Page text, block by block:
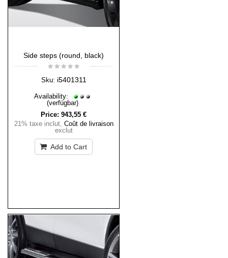
Side steps (round, black)
Sku: i5401311
Availability:
(verfügbar)
Price: 943,55 €
21% taxe inclut, Coût de livraison
exclut
Add to Cart